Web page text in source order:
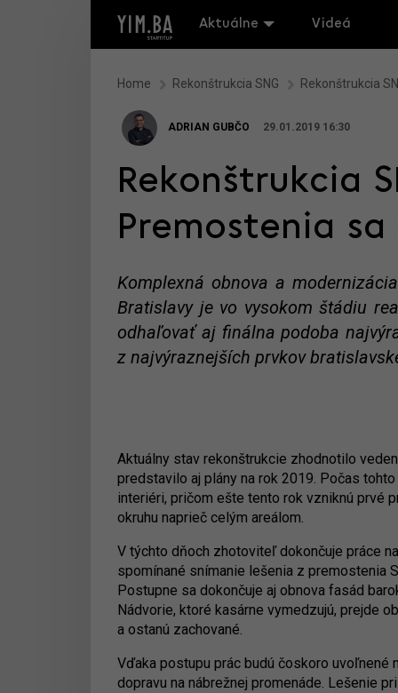
Aktuálne Videá
Home Rekonštrukcia SNG Rekonštrukcia
ADRIAN GUBČO 29.01.2019 16:30
Rekonštrukcia
Premostenia
Komplexná obnova a
Bratislavy je vo vysokom štádiu
odhaľovať aj finálna podoba
z najvýraznejších prvkov
Aktuálny stav rekonštrukcie zhodnotilo
predstavilo aj plány na rok 2019. Počas
interiéri, pričom ešte tento rok vzniknú prvé
okruhu naprieč celým areálom.
V týchto dňoch zhotoviteľ dokončuje práce
spomínané snímanie lešenia z premostenia
Postupne sa dokončuje aj obnova fasád
Nádvorie, ktoré kasárne vymedzujú, prejde
a ostanú zachované.
Vďaka postupu prác budú čoskoro
dopravu na nábrežnej promenáde. Lešenie